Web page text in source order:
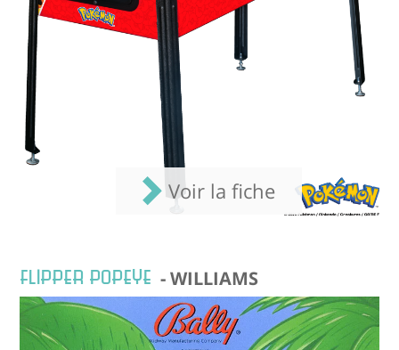
Voir la fiche
FLIPPER POPEYE - WILLIAMS